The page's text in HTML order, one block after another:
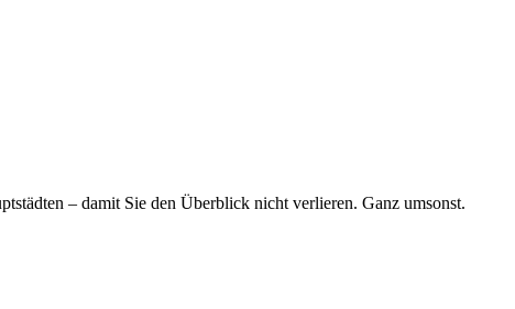
– damit Sie den Überblick nicht verlieren. Ganz umsonst.